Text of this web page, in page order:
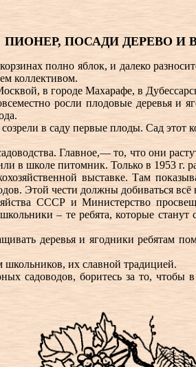
ПИОНЕР, ПОСАДИ ДЕРЕВО И
полно яблок, и далеко
коллективом.
в городе Махарафе, в
росли плодовые деревья
созрели в саду первые плоды. Сад
Главное,— то, что они
школе питомник. Только в 1953 г.
выставке. Там
Этой чести должны добиваться
СССР и Министерство
– те ребята, которые
деревья и ягодники ребятам
их славной традицией.
садоводов, боритесь за то,